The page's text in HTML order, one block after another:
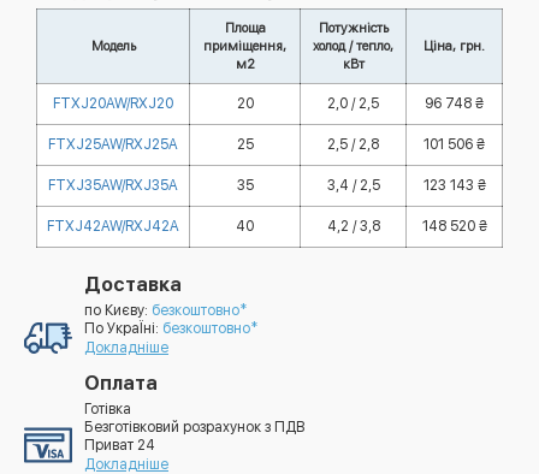
Модель
Площа
приміщення,
м2
Потужність
холод / тепло,
кВт
Ціна, грн.
FTXJ20AW/RXJ20 20 2,0 / 2,5 96 748 ₴
FTXJ25AW/RXJ25A 25 2,5 / 2,8 101 506 ₴
FTXJ35AW/RXJ35A 35 3,4 / 2,5 123 143 ₴
FTXJ42AW/RXJ42A 40 4,2 / 3,8 148 520 ₴
Доставка
по Києву: безкоштовно*
По УкраЇні: безкоштовно*
Докладніше
Оплата
Готівка
Безготівковий розрахунок з ПДВ
Приват 24
Докладніше